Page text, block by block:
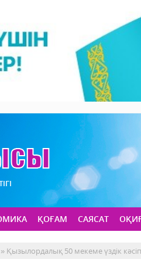
ҚОҒАМ САЯСАТ
» Қызылордалық 50 мекеме үздік